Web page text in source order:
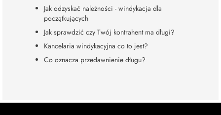
Jak odzyskać należności - windykacja dla
początkujących
Jak sprawdzić czy Twój kontrahent ma długi?
Kancelaria windykacyjna co to jest?
Co oznacza przedawnienie długu?